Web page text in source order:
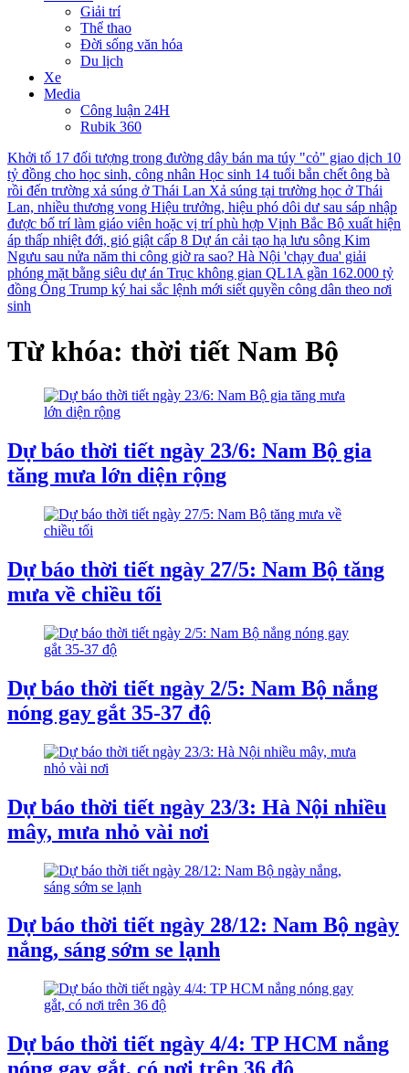
Giải trí
Thể thao
Đời sống văn hóa
Du lịch
Xe
Media
Công luận 24H
Rubik 360
Khởi tố 17 đối tượng trong đường dây bán ma túy "cỏ" giao dịch 10
tỷ đồng cho học sinh, công nhân Học sinh 14 tuổi bắn chết ông bà
rồi đến trường xả súng ở Thái Lan Xả súng tại trường học ở Thái
Lan, nhiều thương vong Hiệu trưởng, hiệu phó dôi dư sau sáp nhập
được bố trí làm giáo viên hoặc vị trí phù hợp Vịnh Bắc Bộ xuất hiện
áp thấp nhiệt đới, gió giật cấp 8 Dự án cải tạo hạ lưu sông Kim
Ngưu sau nửa năm thi công giờ ra sao? Hà Nội 'chạy đua' giải
phóng mặt bằng siêu dự án Trục không gian QL1A gần 162.000 tỷ
đồng Ông Trump ký hai sắc lệnh mới siết quyền công dân theo nơi
sinh
Từ khóa: thời tiết Nam Bộ
Dự báo thời tiết ngày 23/6: Nam Bộ gia
tăng mưa lớn diện rộng
Dự báo thời tiết ngày 27/5: Nam Bộ tăng
mưa về chiều tối
Dự báo thời tiết ngày 2/5: Nam Bộ nắng
nóng gay gắt 35-37 độ
Dự báo thời tiết ngày 23/3: Hà Nội nhiều
mây, mưa nhỏ vài nơi
Dự báo thời tiết ngày 28/12: Nam Bộ ngày
nắng, sáng sớm se lạnh
Dự báo thời tiết ngày 4/4: TP HCM nắng